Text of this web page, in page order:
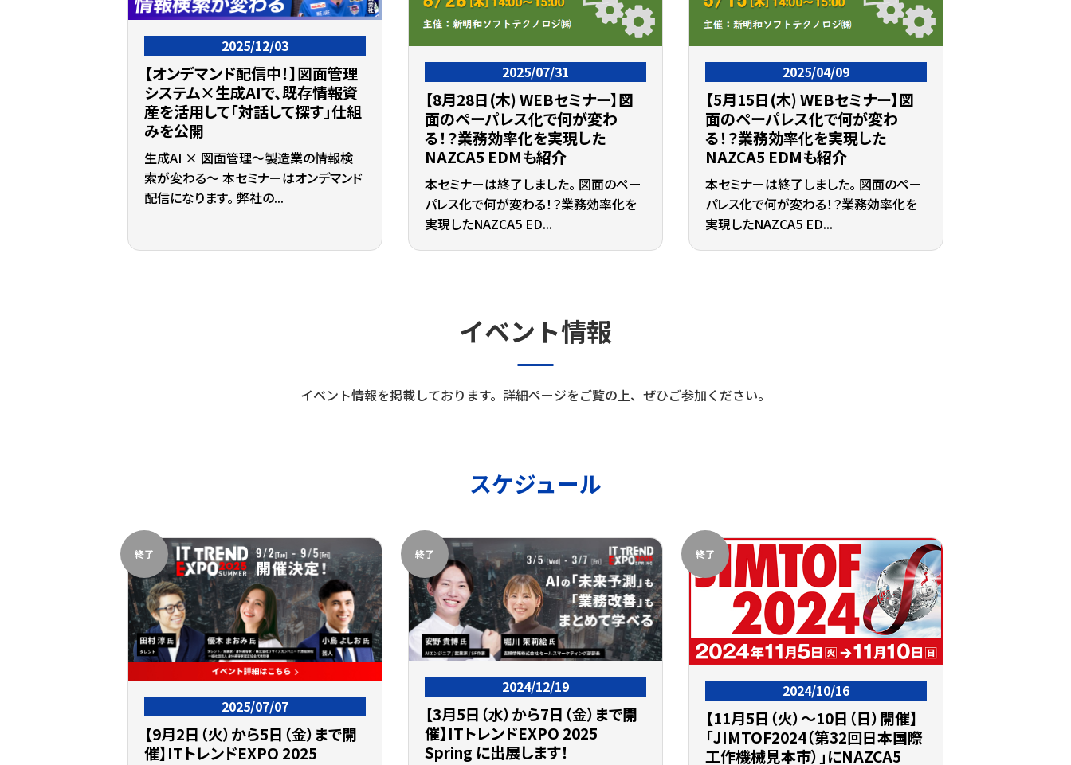
2025/12/03
【オンデマンド配信中！】図面管理
システム×生成AIで、既存情報資
産を活用して「対話して探す」仕組
みを公開
生成AI × 図面管理～製造業の情報検
索が変わる～ 本セミナーはオンデマンド
配信になります。 弊社の...
2025/07/31
【8月28日(木) WEBセミナー】図
面のペーパレス化で何が変わ
る！？業務効率化を実現した
NAZCA5 EDMも紹介
本セミナーは終了しました。 図面のペー
パレス化で何が変わる！？業務効率化を
実現したNAZCA5 ED...
2025/04/09
【5月15日(木) WEBセミナー】図
面のペーパレス化で何が変わ
る！？業務効率化を実現した
NAZCA5 EDMも紹介
本セミナーは終了しました。 図面のペー
パレス化で何が変わる！？業務効率化を
実現したNAZCA5 ED...
イベント情報
イベント情報を掲載しております。詳細ページをご覧の上、ぜひご参加ください。
スケジュール
終了
2025/07/07
【9月2日（火）から5日（金）まで開
催】ITトレンドEXPO 2025
終了
2024/12/19
【3月5日（水）から7日（金）まで開
催】ITトレンドEXPO 2025
Spring に出展します！
終了
2024/10/16
【11月5日（火）～10日（日）開催】
「JIMTOF2024（第32回日本国際
工作機械見本市）」にNAZCA5